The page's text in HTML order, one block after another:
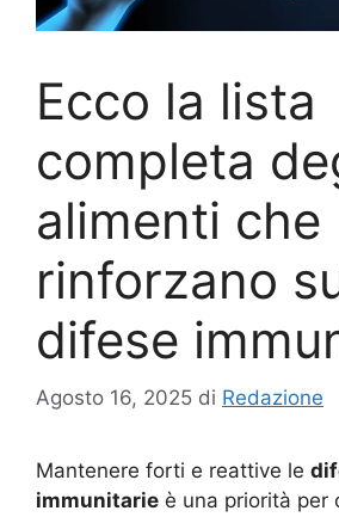
Ecco la lista
completa
alimenti che
rinforzano
difese
Agosto 16, 2025 di Redazione
Mantenere forti e reattive le
immunitarie è una priorità per